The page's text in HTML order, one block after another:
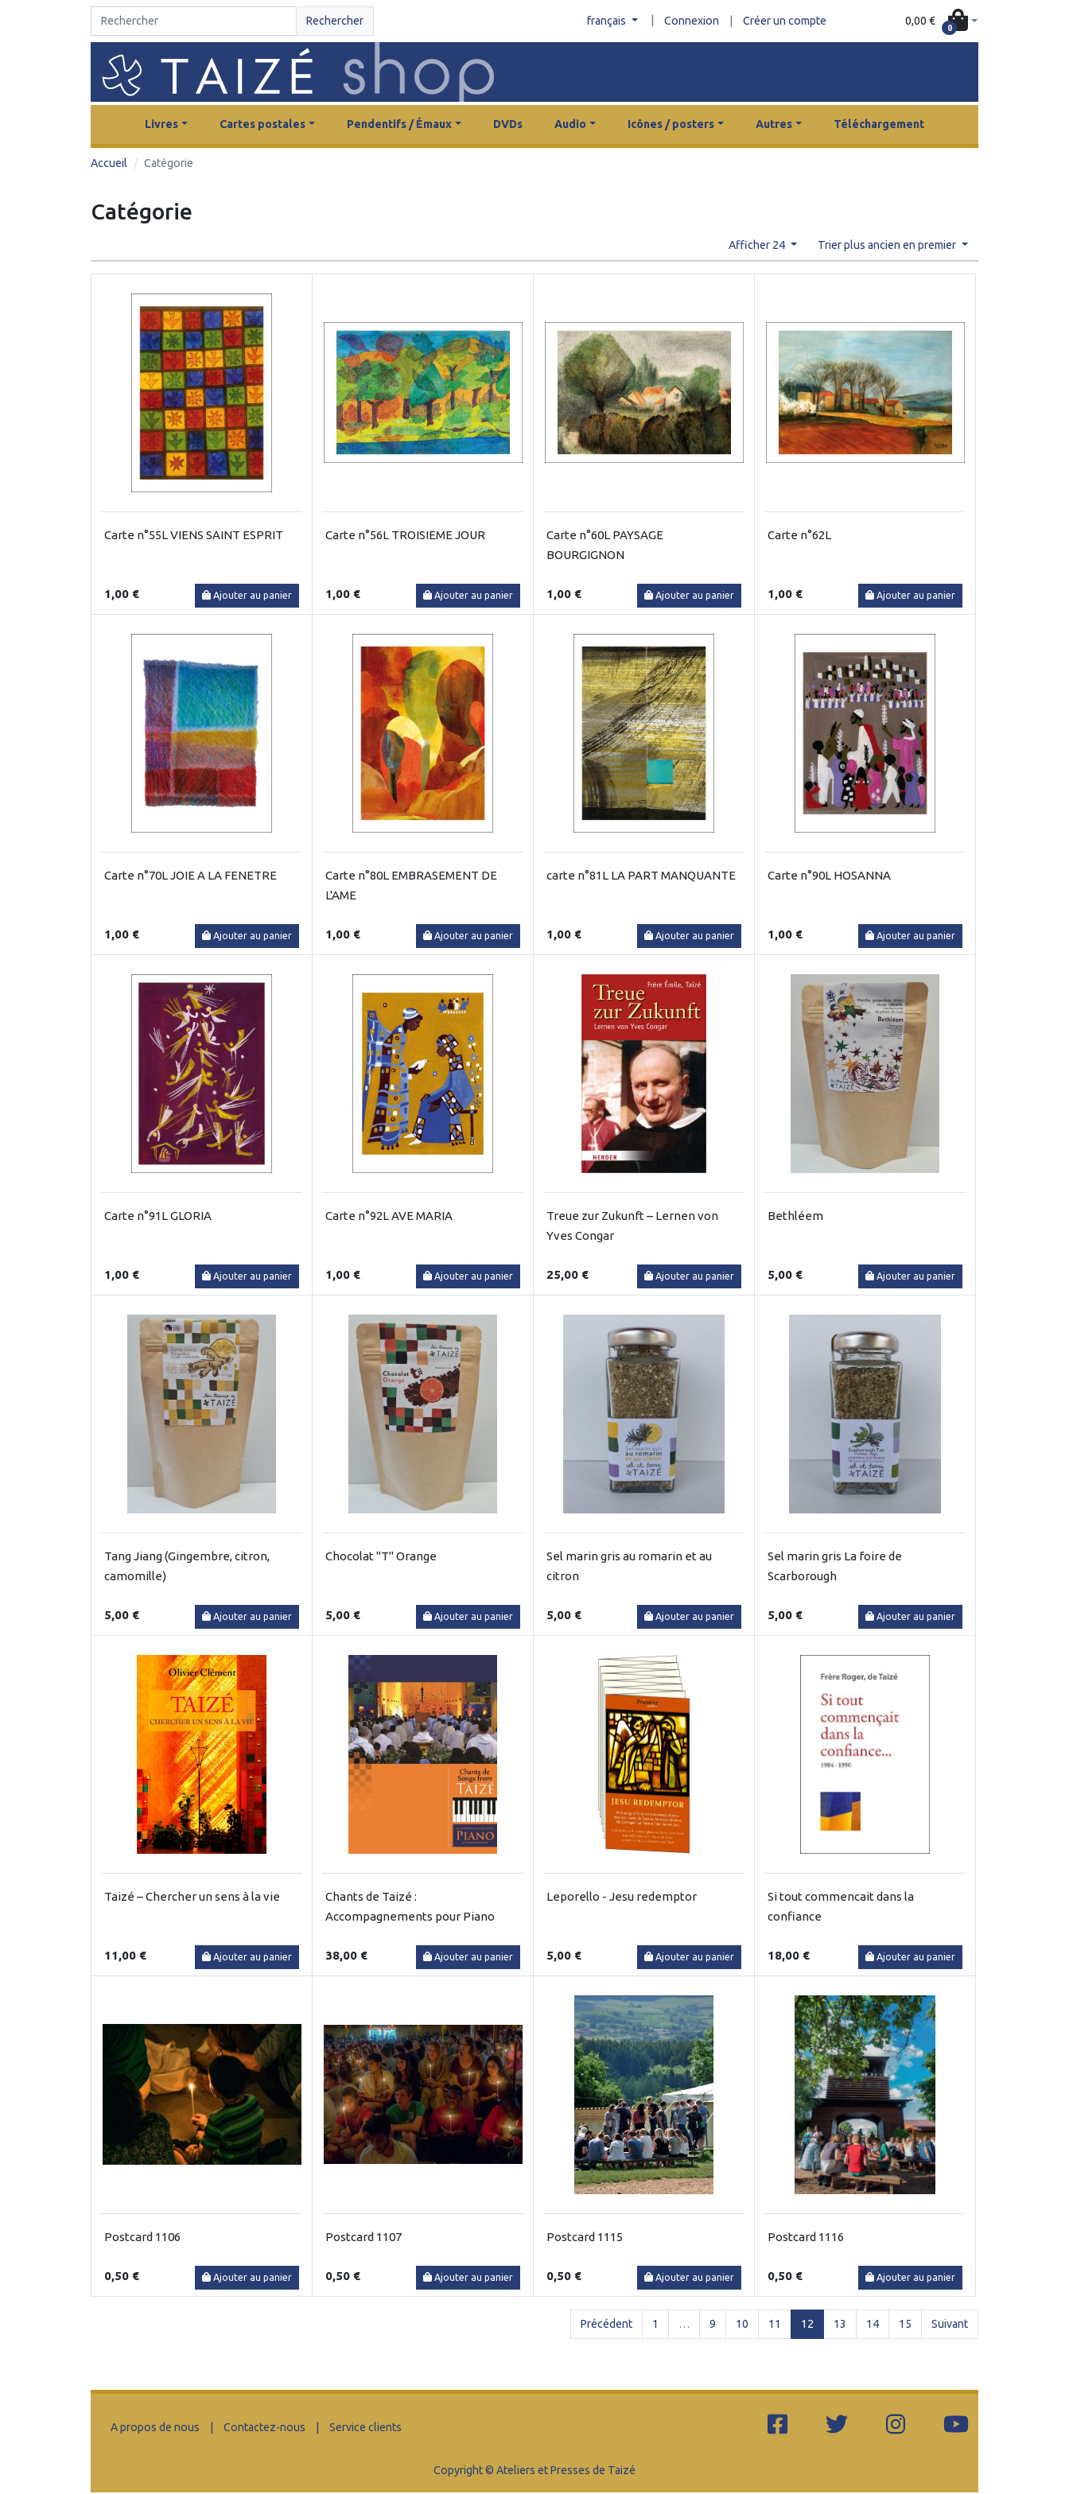
Rechercher français Connexion Créer un compte 0,00 €
0
Livres Cartes postales Pendentifs / Émaux DVDs Audio Icônes / posters Autres Téléchargement
Accueil Catégorie
Catégorie
Afficher 24 Trier plus ancien en premier
Carte n°55L VIENS SAINT ESPRIT
1,00 € Ajouter au panier
Carte n°56L TROISIEME JOUR
1,00 € Ajouter au panier
Carte n°60L PAYSAGE
BOURGIGNON
1,00 € Ajouter au panier
Carte n°62L
1,00 € Ajouter au panier
Carte n°70L JOIE A LA FENETRE
1,00 € Ajouter au panier
Carte n°80L EMBRASEMENT DE
L'AME
1,00 € Ajouter au panier
carte n°81L LA PART MANQUANTE
1,00 € Ajouter au panier
Carte n°90L HOSANNA
1,00 € Ajouter au panier
Carte n°91L GLORIA
1,00 € Ajouter au panier
Carte n°92L AVE MARIA
1,00 € Ajouter au panier
Treue zur Zukunft – Lernen von
Yves Congar
25,00 € Ajouter au panier
Bethléem
5,00 € Ajouter au panier
Tang Jiang (Gingembre, citron,
camomille)
5,00 € Ajouter au panier
Chocolat "T" Orange
5,00 € Ajouter au panier
Sel marin gris au romarin et au
citron
5,00 € Ajouter au panier
Sel marin gris La foire de
Scarborough
5,00 € Ajouter au panier
Taizé – Chercher un sens à la vie
11,00 € Ajouter au panier
Chants de Taizé :
Accompagnements pour Piano
38,00 € Ajouter au panier
Leporello - Jesu redemptor
5,00 € Ajouter au panier
Si tout commencait dans la
confiance
18,00 € Ajouter au panier
Postcard 1106
0,50 € Ajouter au panier
Postcard 1107
0,50 € Ajouter au panier
Postcard 1115
0,50 € Ajouter au panier
Postcard 1116
0,50 € Ajouter au panier
Précédent 1 … 9 10 11 12 (current)
13 14 15 Suivant
A propos de nous | Contactez-nous | Service clients
Copyright © Ateliers et Presses de Taizé